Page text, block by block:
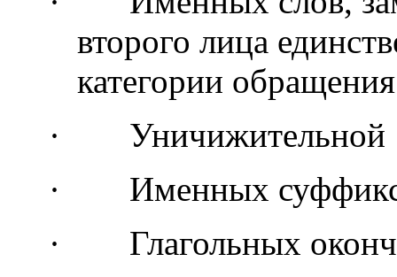
второго лица
категории
·
·
Именных
·
Глагольных